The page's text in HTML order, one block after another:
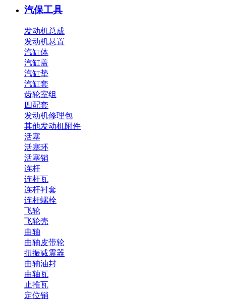
汽保工具
发动机总成
发动机悬置
汽缸体
汽缸盖
汽缸垫
汽缸套
齿轮室组
四配套
发动机修理包
其他发动机附件
活塞
活塞环
活塞销
连杆
连杆瓦
连杆衬套
连杆螺栓
飞轮
飞轮壳
曲轴
曲轴皮带轮
扭振减震器
曲轴油封
曲轴瓦
止推瓦
定位销